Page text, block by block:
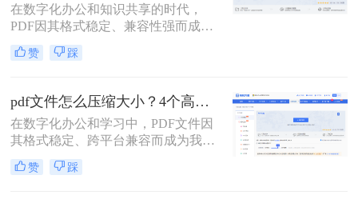
在数字化办公和知识共享的时代，
PDF因其格式稳定、兼容性强而成为
文档传输的首选。然而，庞大的PDF
文件时常为我们带来困扰：邮箱附件
下载耗时、设备存储空间告急。pdf压
缩文件怎么压缩最小，成为许多人迫
切需要的技能。
赞 踩
pdf文件怎么压缩大小？4个高效传输与存储方法详解！
在数字化办公和学习中，PDF文件因
其格式稳定、跨平台兼容而成为我们
日常交流的首选格式。然而，过大的
PDF文件——无论是包含大量高分辨
赞 踩